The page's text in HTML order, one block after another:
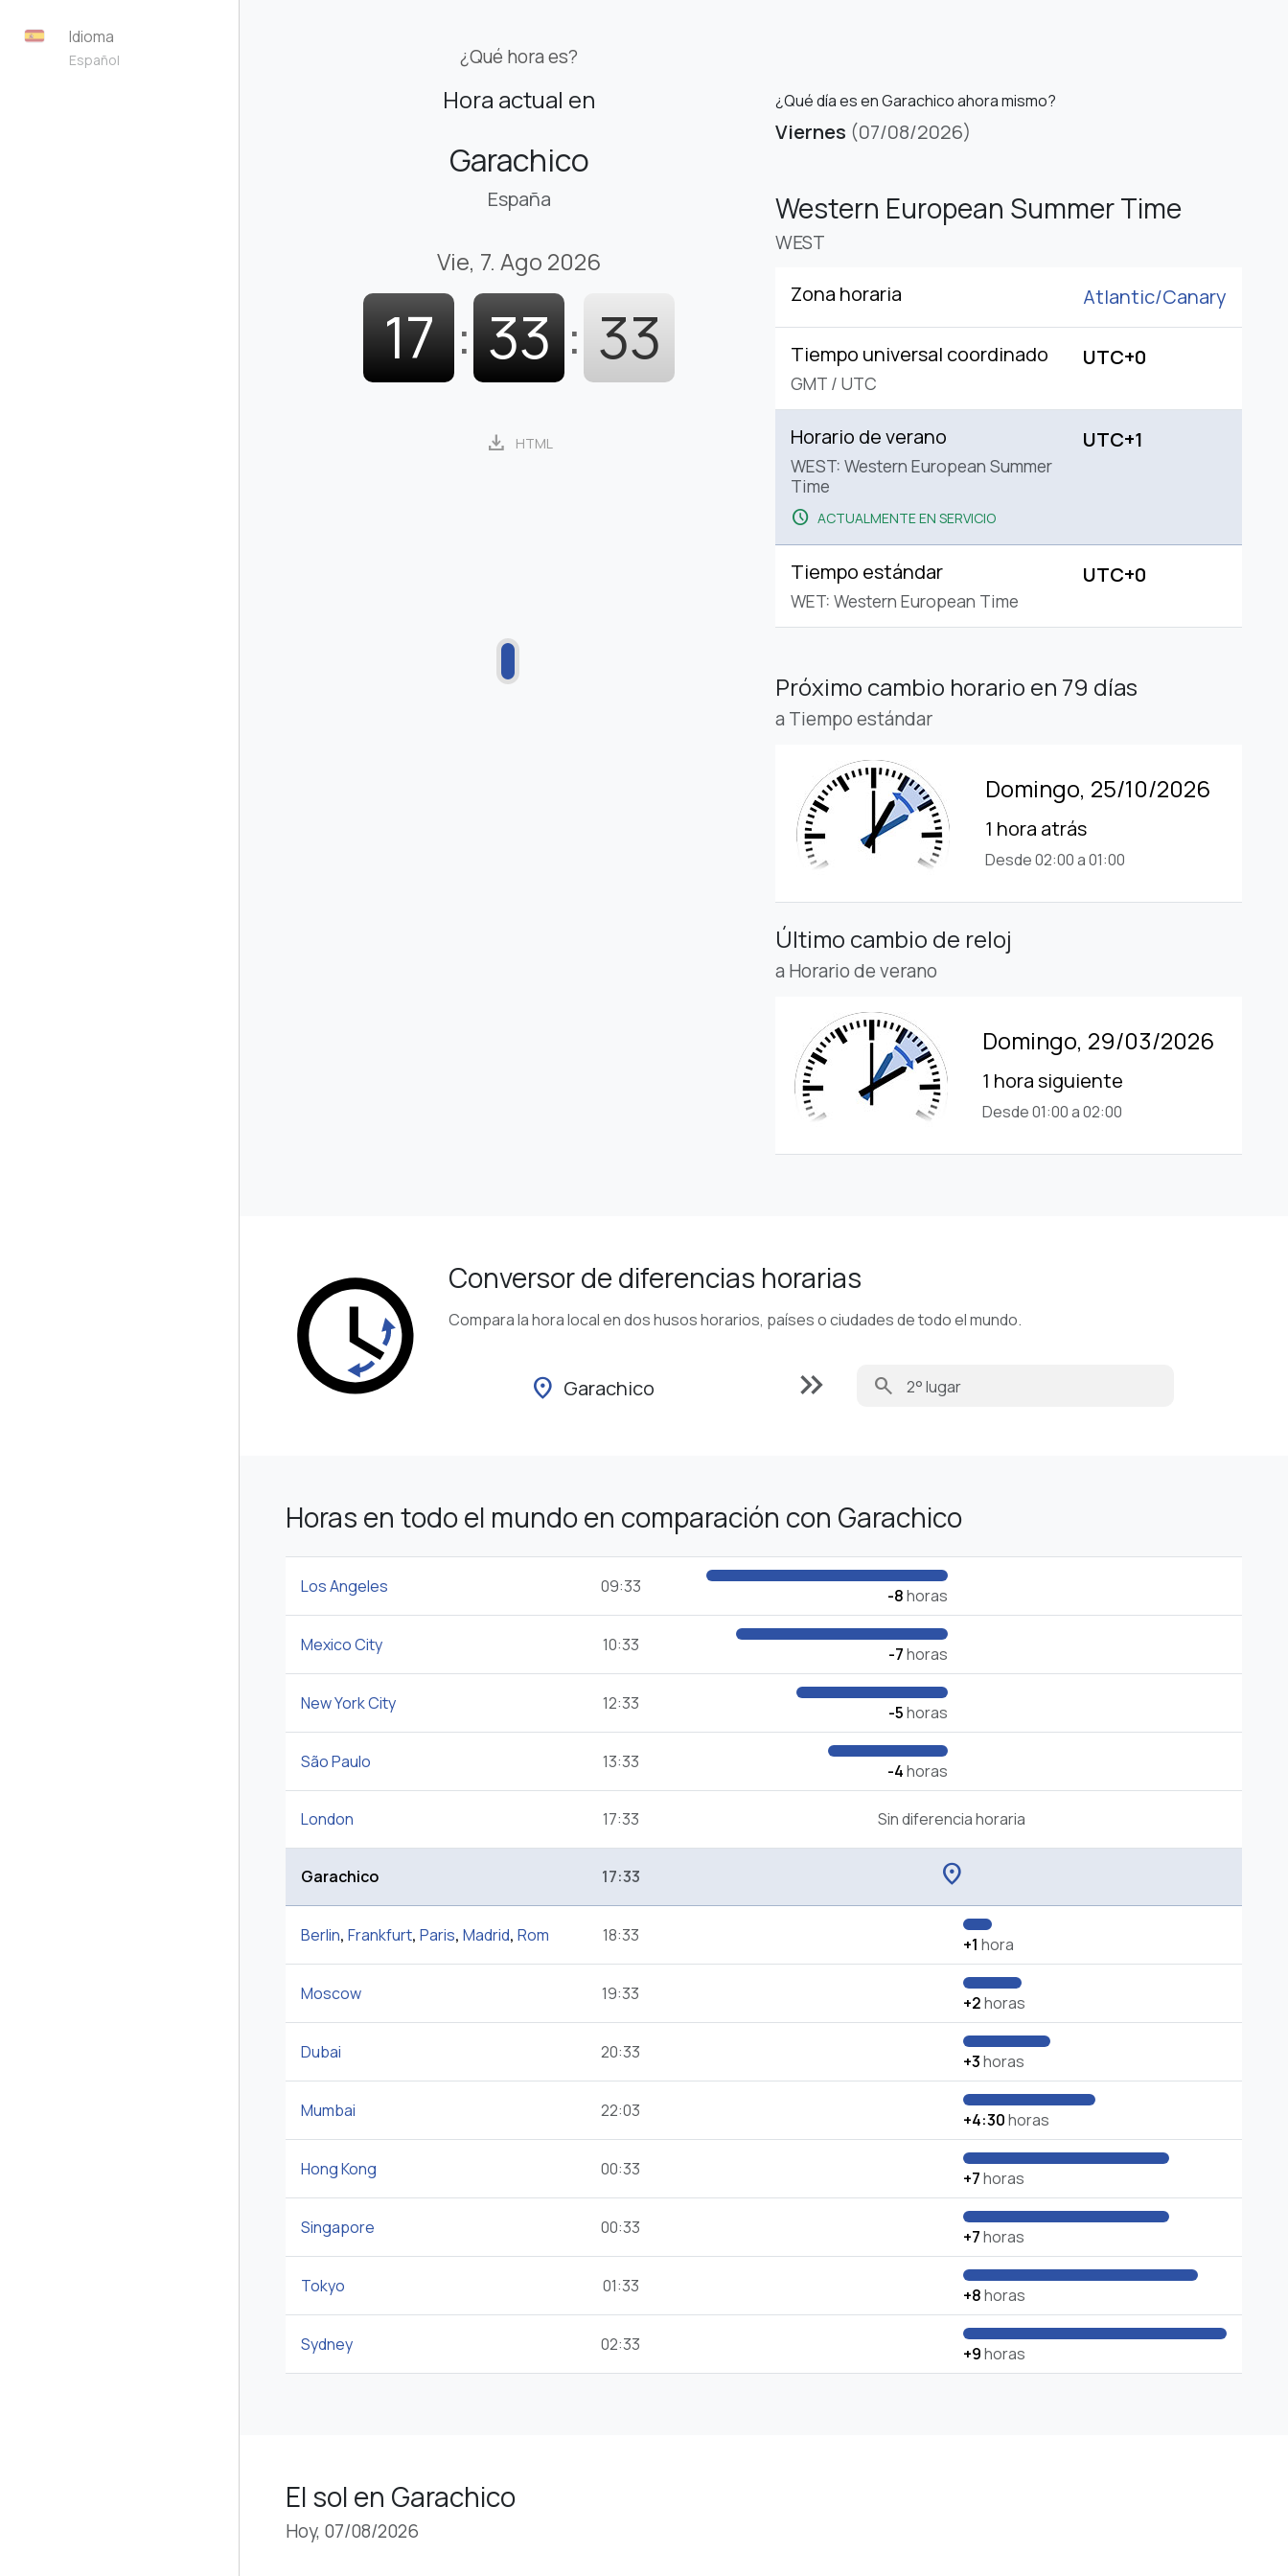
Idioma
Español ¿Qué hora es?
Hora actual en
Garachico
España
Vie, 7. Ago 2026
17 : 33 : 34
download HTML
¿Qué día es en Garachico ahora mismo?
Viernes (07/08/2026)
Western European Summer Time
WEST
Zona horaria Atlantic/Canary
Tiempo universal coordinado
GMT / UTC
UTC+0
Horario de verano
WEST: Western European Summer
Time
schedule ACTUALMENTE EN SERVICIO
UTC+1
Tiempo estándar
WET: Western European Time
UTC+0
Próximo cambio horario en 79 días
a Tiempo estándar
Domingo, 25/10/2026
1 hora atrás
Desde 02:00 a 01:00
Último cambio de reloj
a Horario de verano
Domingo, 29/03/2026
1 hora siguiente
Desde 01:00 a 02:00
Conversor de diferencias horarias
Compara la hora local en dos husos horarios, países o ciudades de todo el mundo.
location_on Garachico keyboard_double_arrow_right search
Horas en todo el mundo en comparación con Garachico
Los Angeles 09:33 -8horas
Mexico City 10:33 -7horas
New York City 12:33 -5horas
São Paulo 13:33 -4horas
London 17:33 Sin diferencia horaria
Garachico 17:33 location_on
Berlin, Frankfurt, Paris, Madrid, Rom 18:33 +1 hora
Moscow 19:33 +2horas
Dubai 20:33 +3horas
Mumbai 22:03 +4:30horas
Hong Kong 00:33 +7horas
Singapore 00:33 +7horas
Tokyo 01:33 +8horas
Sydney 02:33 +9horas
El sol en Garachico
Hoy, 07/08/2026